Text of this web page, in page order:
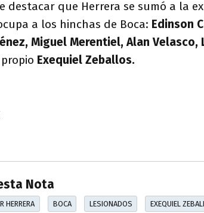
destacar que Herrera se sumó a la
a los hinchas de Boca: Edinson
Miguel Merentiel, Alan Velasco,
Exequiel Zeballos.
Nota
HERRERA BOCA LESIONADOS EXEQUIEL